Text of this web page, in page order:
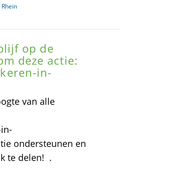
op de
deze actie:
in-
van alle
ondersteunen en
te delen! .